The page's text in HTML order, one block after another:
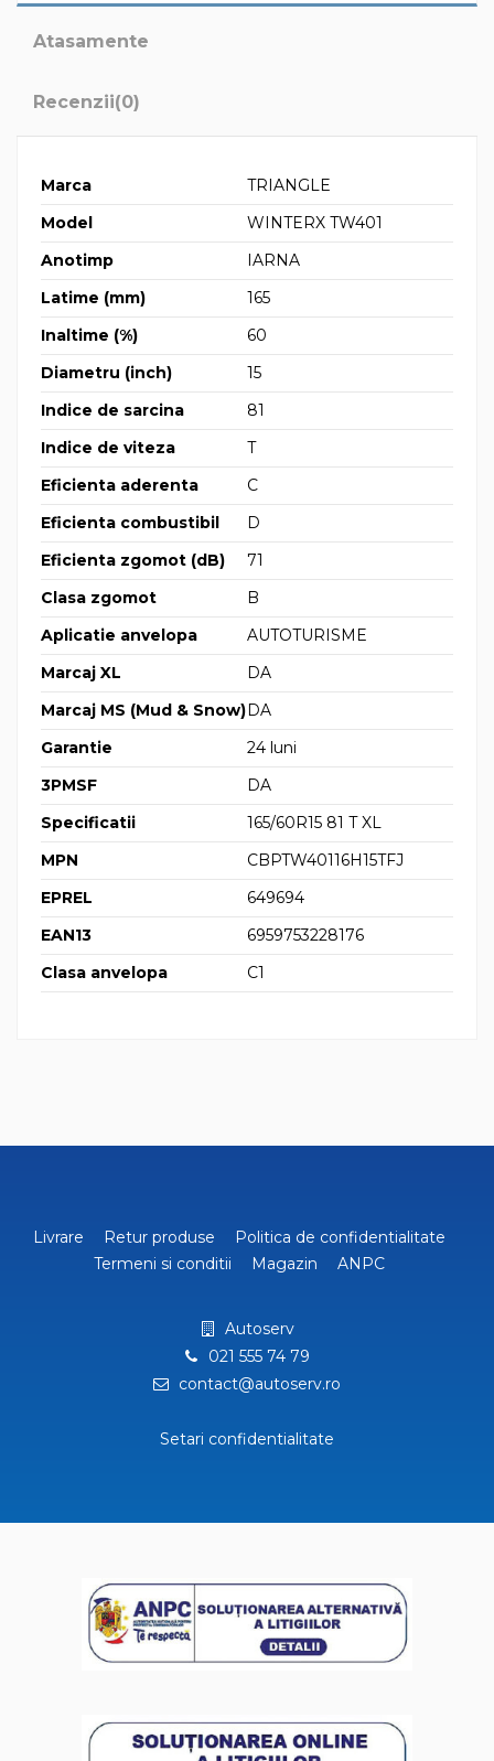
Atasamente
Recenzii(0)
Marca
TRIANGLE
Model
WINTERX TW401
Anotimp
IARNA
Latime (mm)
165
Inaltime (%)
60
Diametru (inch)
15
Indice de sarcina
81
Indice de viteza
T
Eficienta aderenta
C
Eficienta combustibil
D
Eficienta zgomot (dB)
71
Clasa zgomot
B
Aplicatie anvelopa
AUTOTURISME
Marcaj XL
DA
Marcaj MS (Mud & Snow)DA
Garantie
24 luni
3PMSF
DA
Specificatii
165/60R15 81 T XL
MPN
CBPTW40116H15TFJ
EPREL
649694
EAN13
6959753228176
Clasa anvelopa
C1
Livrare Retur produse
Politica de confidentialitate
Termeni si conditii
Magazin ANPC
Autoserv
021 555 74 79
contact@autoserv.ro
Setari confidentialitate